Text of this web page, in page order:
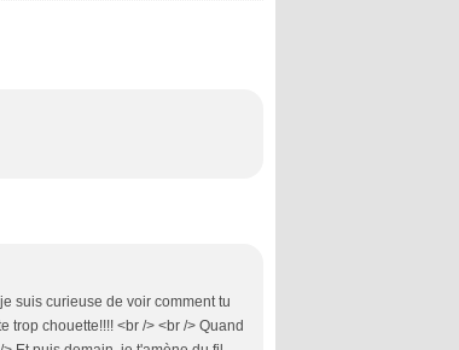
suis curieuse de voir comment tu
trop chouette!!!! <br /> <br /> Quand